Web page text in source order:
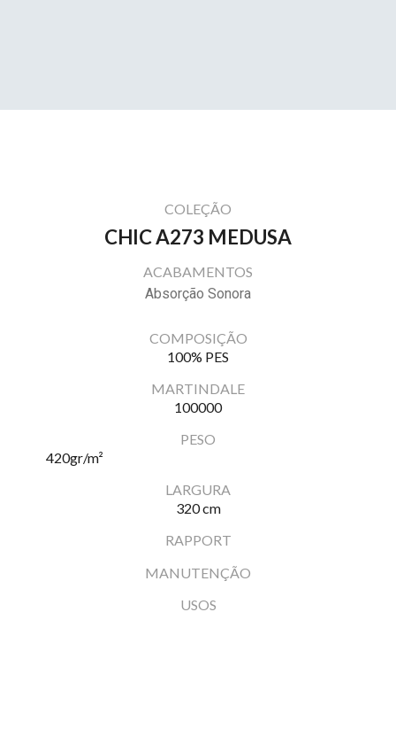
COLEÇÃO
CHIC A273 MEDUSA
ACABAMENTOS
Absorção Sonora
COMPOSIÇÃO
100% PES
MARTINDALE
100000
PESO
420gr/m²
LARGURA
320 cm
RAPPORT
MANUTENÇÃO
USOS